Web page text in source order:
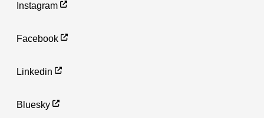
Instagram
Facebook
Linkedin
Bluesky